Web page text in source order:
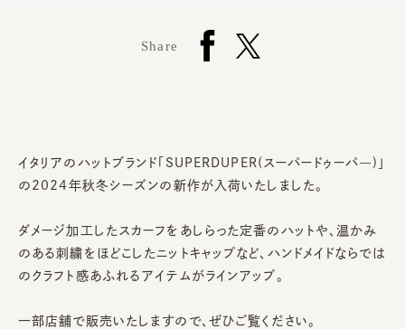
Share
イタリアのハットブランド「SUPERDUPER(スーパードゥーパ―)」
の2024年秋冬シーズンの新作が入荷いたしました。
ダメージ加工したスカーフをあしらった定番のハットや、温かみ
のある刺繍をほどこしたニットキャップなど、ハンドメイドならでは
のクラフト感あふれるアイテムがラインアップ。
一部店舗で販売いたしますので、ぜひご覧ください。